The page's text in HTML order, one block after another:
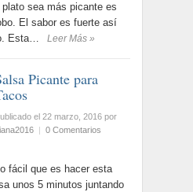
sea más picante es
El sabor es fuerte así
Esta…
Leer Más »
Picante para
el 22 marzo, 2016 por
| 0 Comentarios
fácil que es hacer esta
unos 5 minutos juntando